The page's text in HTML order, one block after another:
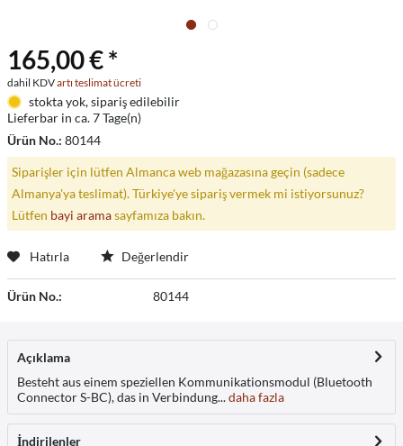
165,00 € *
dahil KDVartı teslimat ücreti
stokta yok, sipariş edilebilir
Lieferbar in ca. 7 Tage(n)
Ürün No.: 80144
Siparişler için lütfen Almanca web mağazasına geçin (sadece
Almanya'ya teslimat). Türkiye'ye sipariş vermek mi istiyorsunuz?
Lütfen bayi aramasayfamıza bakın.
Hatırla Değerlendir
Ürün No.: 80144
Açıklama
Besteht aus einem speziellen Kommunikationsmodul (Bluetooth
Connector S-BC), das in Verbindung...daha fazla
İndirilenler